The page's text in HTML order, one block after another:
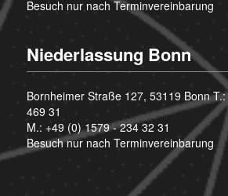
Besuch nur nach Terminvereinbarung
Niederlassung Bonn
Bornheimer Straße 127, 53119 Bonn T.:
469 31
M.: +49 (0) 1579 - 234 32 31
Besuch nur nach Terminvereinbarung